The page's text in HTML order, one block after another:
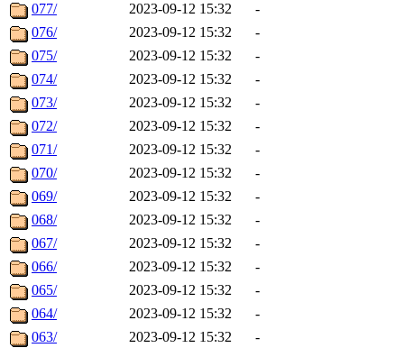
077/
2023-09-12 15:32
-
076/
2023-09-12 15:32
-
075/
2023-09-12 15:32
-
074/
2023-09-12 15:32
-
073/
2023-09-12 15:32
-
072/
2023-09-12 15:32
-
071/
2023-09-12 15:32
-
070/
2023-09-12 15:32
-
069/
2023-09-12 15:32
-
068/
2023-09-12 15:32
-
067/
2023-09-12 15:32
-
066/
2023-09-12 15:32
-
065/
2023-09-12 15:32
-
064/
2023-09-12 15:32
-
063/
2023-09-12 15:32
-